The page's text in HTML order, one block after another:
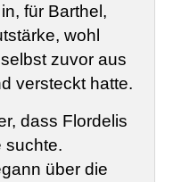
für Barthel,
wohl
zuvor aus
versteckt hatte.
dass Flordelis
suchte.
über die